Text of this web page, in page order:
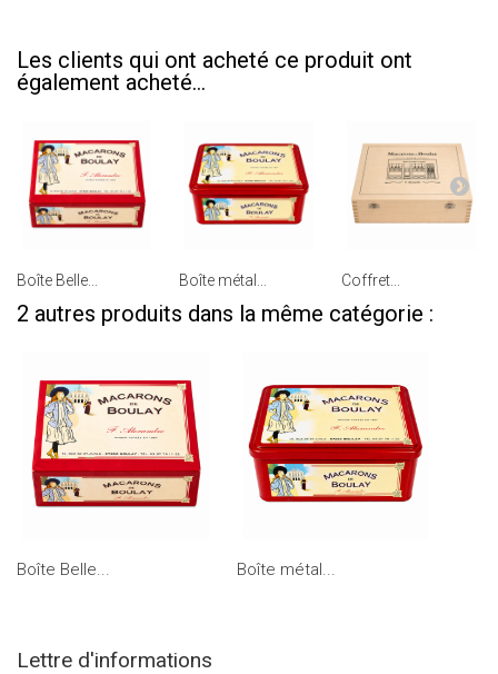
Les clients qui ont acheté ce produit ont
également acheté...
Boîte Belle... Boîte métal... Coffret...
2 autres produits dans la même catégorie :
Boîte Belle... Boîte métal...
Lettre d'informations